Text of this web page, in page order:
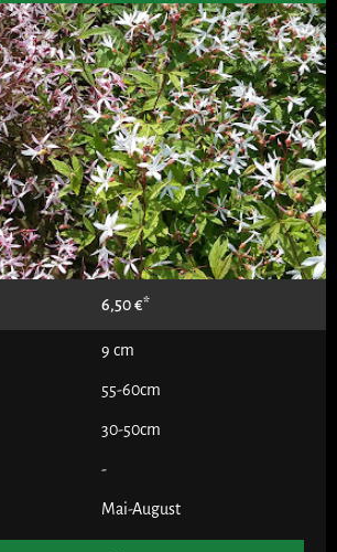
6,50€
9 cm
55-60cm
30-50cm
-
Mai-August